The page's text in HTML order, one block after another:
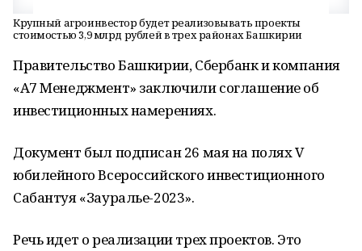
Крупный агроинвестор будет реализовывать проекты
стоимостью 3,9 млрд рублей в трех районах Башкирии
Правительство Башкирии, Сбербанк и компания
«А7 Менеджмент» заключили соглашение об
инвестиционных намерениях.
Документ был подписан 26 мая на полях V
юбилейного Всероссийского инвестиционного
Сабантуя «Зауралье-2023».
Речь идет о реализации трех проектов. Это